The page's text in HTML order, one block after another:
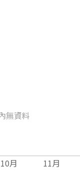
無資料
10月 11月